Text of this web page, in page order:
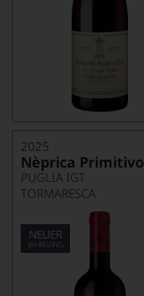
2025
Nèprica Primitivo
PUGLIA IGT
TORMARESCA
NEUER
JAHRGANG